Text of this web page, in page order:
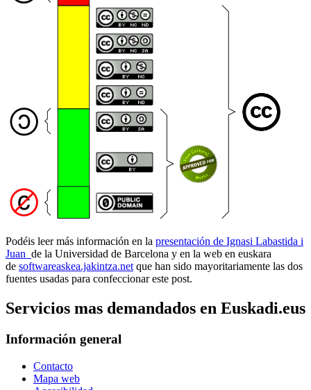
Podéis leer más información en la presentación de Ignasi Labastida i
Juan de la Universidad de Barcelona y en la web en euskara
de softwareaskea.jakintza.net que han sido mayoritariamente las dos
fuentes usadas para confeccionar este post.
Servicios mas demandados en Euskadi.eus
Información general
Contacto
Mapa web